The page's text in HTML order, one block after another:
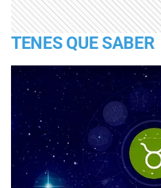
TENES QUE SABER